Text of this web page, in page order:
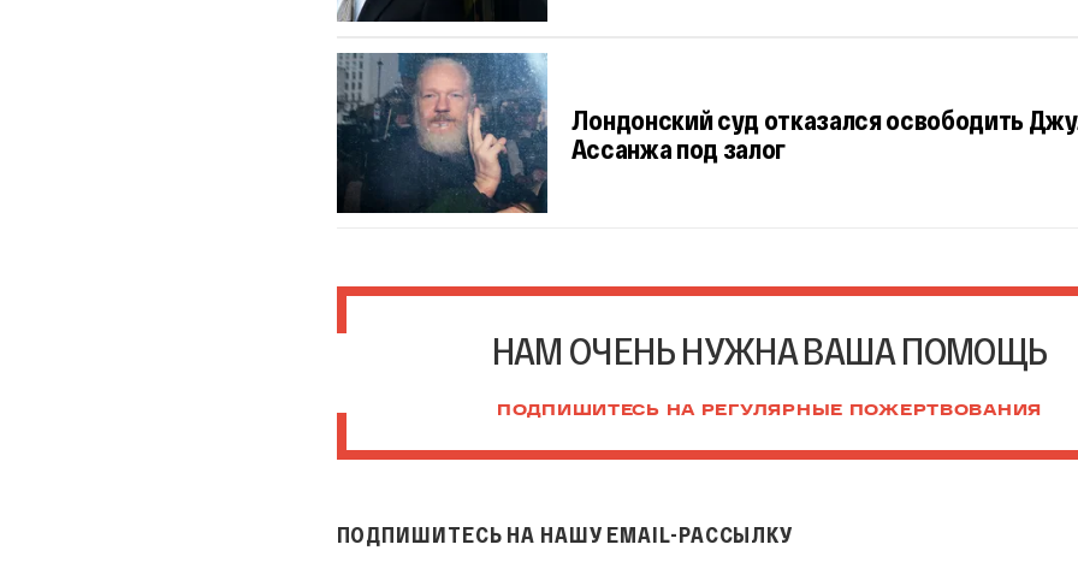
Лондонский суд отказался освободить
Ассанжа под залог
НАМ ОЧЕНЬ НУЖНА ВАША ПОМОЩЬ
ПОДПИШИТЕСЬ НА РЕГУЛЯРНЫЕ ПОЖЕРТВОВАНИЯ
ПОДПИШИТЕСЬ НА НАШУ EMAIL-РАССЫЛКУ